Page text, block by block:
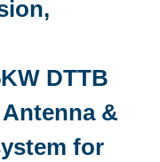
DTTB
&
for